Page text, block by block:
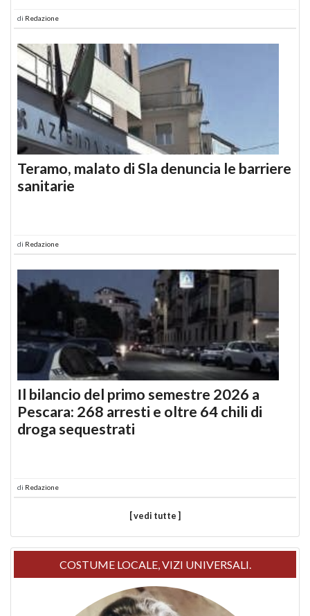
di Redazione
Teramo, malato di Sla denuncia le barriere
sanitarie
di Redazione
Il bilancio del primo semestre 2026 a
Pescara: 268 arresti e oltre 64 chili di
droga sequestrati
di Redazione
[ vedi tutte ]
COSTUME LOCALE, VIZI UNIVERSALI.